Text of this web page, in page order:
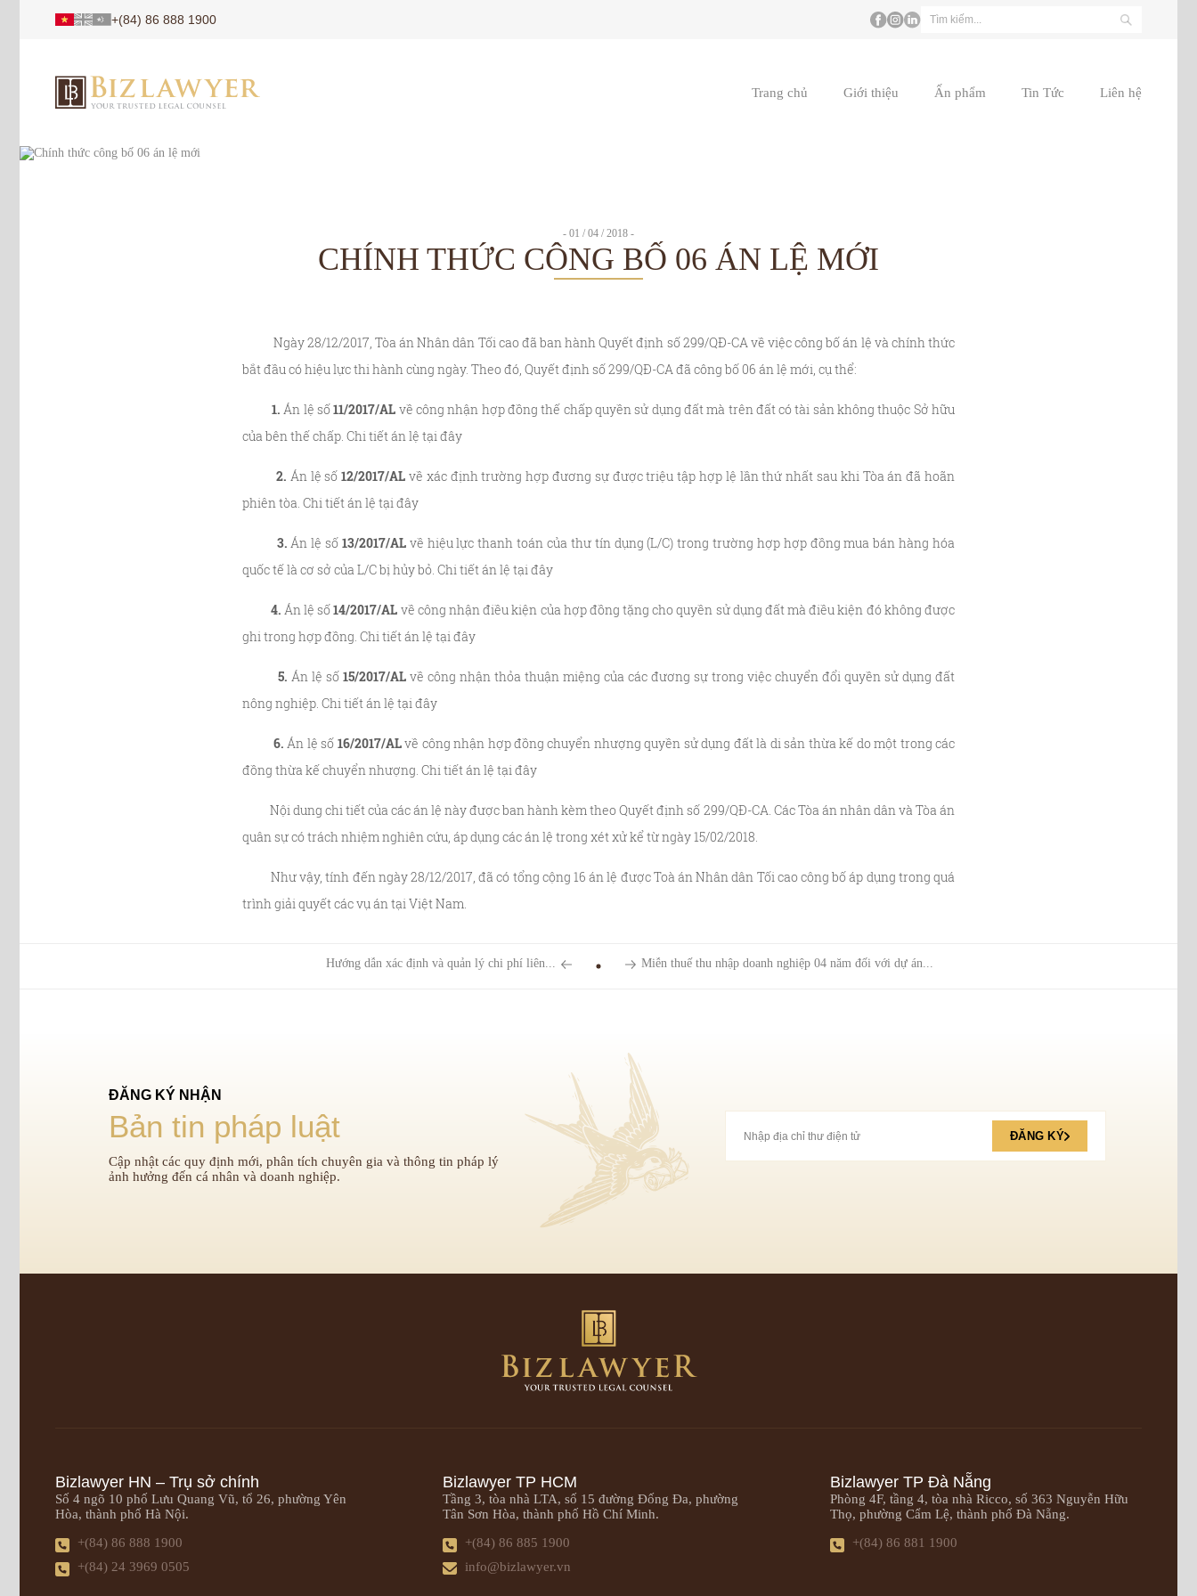
+(84) 86 888 1900
Trang chủ Giới thiệu Ấn phẩm Tin Tức Liên hệ
- 01 / 04 / 2018 -
CHÍNH THỨC CÔNG BỐ 06 ÁN LỆ MỚI
Ngày 28/12/2017, Tòa án Nhân dân Tối cao đã ban hành Quyết định số 299/QĐ-CA về việc công bố án lệ và chính thức
bắt đầu có hiệu lực thi hành cùng ngày. Theo đó, Quyết định số 299/QĐ-CA đã công bố 06 án lệ mới, cụ thể:
1.Án lệ số11/2017/AL về công nhận hợp đồng thế chấp quyền sử dụng đất mà trên đất có tài sản không thuộc Sở hữu
của bên thế chấp. Chi tiết án lệ tạiđây
2. Án lệ số12/2017/AL về xác định trường hợp đương sự được triệu tập hợp lệ lần thứ nhất sau khi Tòa án đã hoãn
phiên tòa. Chi tiết án lệ tạiđây
3. Án lệ số 13/2017/ALvề hiệu lực thanh toán của thư tín dụng (L/C) trong trường hợp hợp đồng mua bán hàng hóa
quốc tế là cơ sở của L/C bị hủy bỏ. Chi tiết án lệ tạiđây
4. Án lệ số14/2017/AL về công nhận điều kiện của hợp đồng tặng cho quyền sử dụng đất mà điều kiện đó không được
ghi trong hợp đồng. Chi tiết án lệ tạiđây
5. Án lệ số 15/2017/AL về công nhận thỏa thuận miệng của các đương sự trong việc chuyển đổi quyền sử dụng đất
nông nghiệp. Chi tiết án lệ tạiđây
6.Án lệ số 16/2017/ALvề công nhận hợp đồng chuyển nhượng quyền sử dụng đất là di sản thừa kế do một trong các
đồng thừa kế chuyển nhượng. Chi tiết án lệ tạiđây
Nội dung chi tiết của các án lệ này được ban hành kèm theo Quyết định số 299/QĐ-CA. Các Tòa án nhân dân và Tòa án
quân sự có trách nhiệm nghiên cứu, áp dụng các án lệ trong xét xử kể từ ngày 15/02/2018.
Như vậy, tính đến ngày 28/12/2017, đã có tổng cộng 16 án lệ được Toà án Nhân dân Tối cao công bố áp dụng trong quá
trình giải quyết các vụ án tại Việt Nam.
Hướng dẫn xác định và quản lý chi phí liên... Miễn thuế thu nhập doanh nghiệp 04 năm đối với dự án...
ĐĂNG KÝ NHẬN
Bản tin pháp luật
Cập nhật các quy định mới, phân tích chuyên gia và thông tin pháp lý
ảnh hưởng đến cá nhân và doanh nghiệp.
ĐĂNG KÝ
Bizlawyer HN – Trụ sở chính
Số 4 ngõ 10 phố Lưu Quang Vũ, tổ 26, phường Yên
Hòa, thành phố Hà Nội.
+(84) 86 888 1900
+(84) 24 3969 0505
Bizlawyer TP HCM
Tầng 3, tòa nhà LTA, số 15 đường Đống Đa, phường
Tân Sơn Hòa, thành phố Hồ Chí Minh.
+(84) 86 885 1900
info@bizlawyer.vn
Bizlawyer TP Đà Nẵng
Phòng 4F, tầng 4, tòa nhà Ricco, số 363 Nguyễn Hữu
Thọ, phường Cẩm Lệ, thành phố Đà Nẵng.
+(84) 86 881 1900